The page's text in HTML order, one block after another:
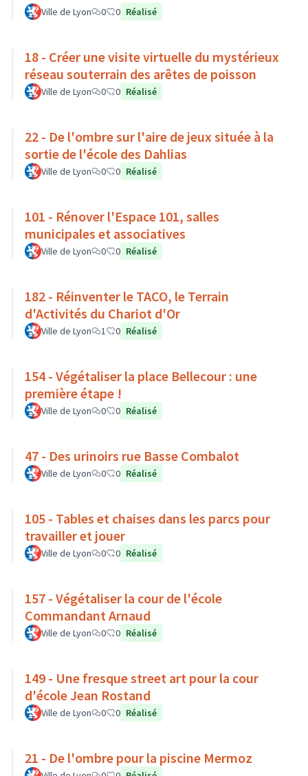
Ville de Lyon 0 0 Réalisé
18 - Créer une visite virtuelle du mystérieux
réseau souterrain des arêtes de poisson
Ville de Lyon 0 0 Réalisé
22 - De l'ombre sur l'aire de jeux située à la
sortie de l'école des Dahlias
Ville de Lyon 0 0 Réalisé
101 - Rénover l'Espace 101, salles
municipales et associatives
Ville de Lyon 0 0 Réalisé
182 - Réinventer le TACO, le Terrain
d'Activités du Chariot d'Or
Ville de Lyon 1 0 Réalisé
154 - Végétaliser la place Bellecour : une
première étape !
Ville de Lyon 0 0 Réalisé
47 - Des urinoirs rue Basse Combalot
Ville de Lyon 0 0 Réalisé
105 - Tables et chaises dans les parcs pour
travailler et jouer
Ville de Lyon 0 0 Réalisé
157 - Végétaliser la cour de l'école
Commandant Arnaud
Ville de Lyon 0 0 Réalisé
149 - Une fresque street art pour la cour
d'école Jean Rostand
Ville de Lyon 0 0 Réalisé
21 - De l'ombre pour la piscine Mermoz